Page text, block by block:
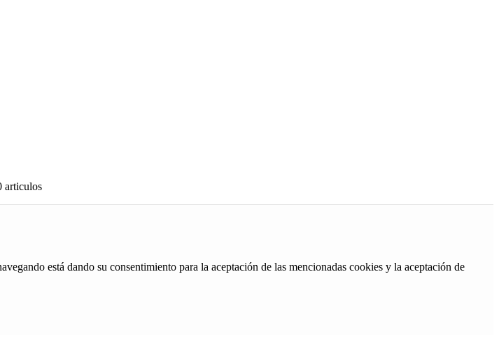
articulos
está dando su consentimiento para la aceptación de las mencionadas cookies y la aceptación de